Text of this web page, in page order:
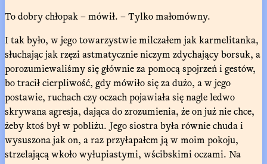
To dobry chłopak – mówił. – Tylko małomówny.
I tak było, w jego towarzystwie milczałem jak karmelitanka,
słuchając jak rzęzi astmatycznie niczym zdychający borsuk, a
porozumiewaliśmy się głównie za pomocą spojrzeń i gestów,
bo tracił cierpliwość, gdy mówiło się za dużo, a w jego
postawie, ruchach czy oczach pojawiała się nagle ledwo
skrywana agresja, dająca do zrozumienia, że on już nie chce,
żeby ktoś był w pobliżu. Jego siostra była równie chuda i
wysuszona jak on, a raz przyłapałem ją w moim pokoju,
strzelającą wkoło wyłupiastymi, wścibskimi oczami. Na